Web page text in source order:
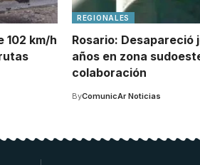
102 km/h
REGIONALES
Rosario: Desapareció
años en zona
colaboración
ByComunicAr Noticias